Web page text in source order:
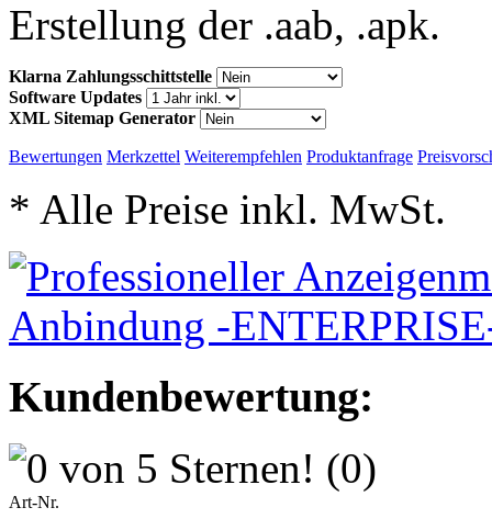
Erstellung der .aab, .apk.
Klarna Zahlungsschittstelle
Software Updates
XML Sitemap Generator
Bewertungen Merkzettel Weiterempfehlen Produktanfrage
* Alle Preise inkl. MwSt.
Kundenbewertung:
(0)
Art-Nr.